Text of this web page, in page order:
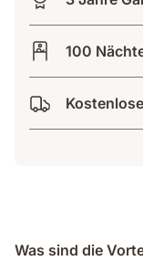
100
Was sind die